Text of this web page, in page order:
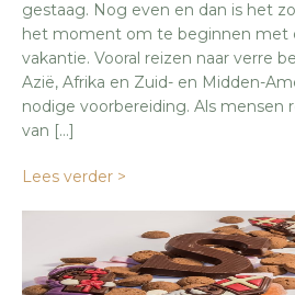
gestaag. Nog even en dan is het
het moment om te beginnen met
vakantie. Vooral reizen naar verre
Azië, Afrika en Zuid- en Midden-
nodige voorbereiding. Als mensen
van […]
Lees verder >